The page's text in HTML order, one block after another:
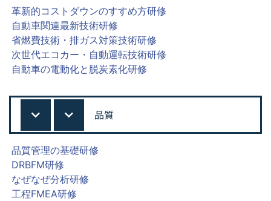
革新的コストダウンのすすめ方研修
自動車関連最新技術研修
省燃費技術・排ガス対策技術研修
次世代エコカー・自動運転技術研修
自動車の電動化と脱炭素化研修
品質
品質管理の基礎研修
DRBFM研修
なぜなぜ分析研修
工程FMEA研修